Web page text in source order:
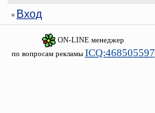
Вход
ON-LINE менеджер
по вопросам рекламы ICQ:468505597